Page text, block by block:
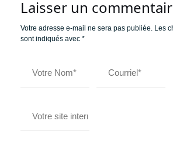
Laisser un
Votre adresse e-mail ne sera pas publiée. Les
sont indiqués avec *